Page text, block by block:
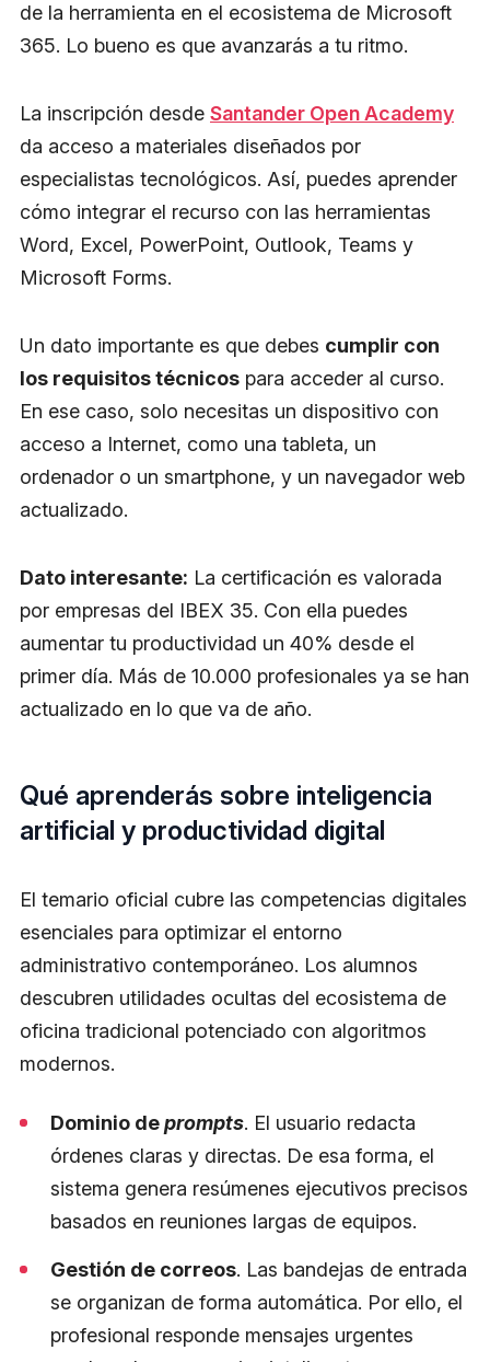
de la herramienta en el ecosistema de Microsoft
365. Lo bueno es que avanzarás a tu ritmo.
La inscripción desde Santander Open Academy
da acceso a materiales diseñados por
especialistas tecnológicos. Así, puedes aprender
cómo integrar el recurso con las herramientas
Word, Excel, PowerPoint, Outlook, Teams y
Microsoft Forms.
Un dato importante es que debes cumplir con
los requisitos técnicos para acceder al curso.
En ese caso, solo necesitas un dispositivo con
acceso a Internet, como una tableta, un
ordenador o un smartphone, y un navegador web
actualizado.
Dato interesante: La certificación es valorada
por empresas del IBEX 35. Con ella puedes
aumentar tu productividad un 40% desde el
primer día. Más de 10.000 profesionales ya se han
actualizado en lo que va de año.
Qué aprenderás sobre inteligencia
artificial y productividad digital
El temario oficial cubre las competencias digitales
esenciales para optimizar el entorno
administrativo contemporáneo. Los alumnos
descubren utilidades ocultas del ecosistema de
oficina tradicional potenciado con algoritmos
modernos.
Dominio deprompts. El usuario redacta
órdenes claras y directas. De esa forma, el
sistema genera resúmenes ejecutivos precisos
basados en reuniones largas de equipos.
Gestión de correos. Las bandejas de entrada
se organizan de forma automática. Por ello, el
profesional responde mensajes urgentes